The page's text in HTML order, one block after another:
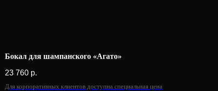
Бокал для шампанского «Агато»
23 760 р.
Для корпоративных клиентов доступна специальная цена